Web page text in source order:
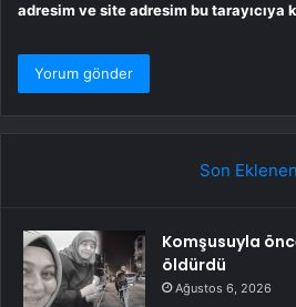
adresim ve site adresim bu tarayıcıya
Son Eklenen
Komşusuyla
öldürdü
Ağustos 6, 2026